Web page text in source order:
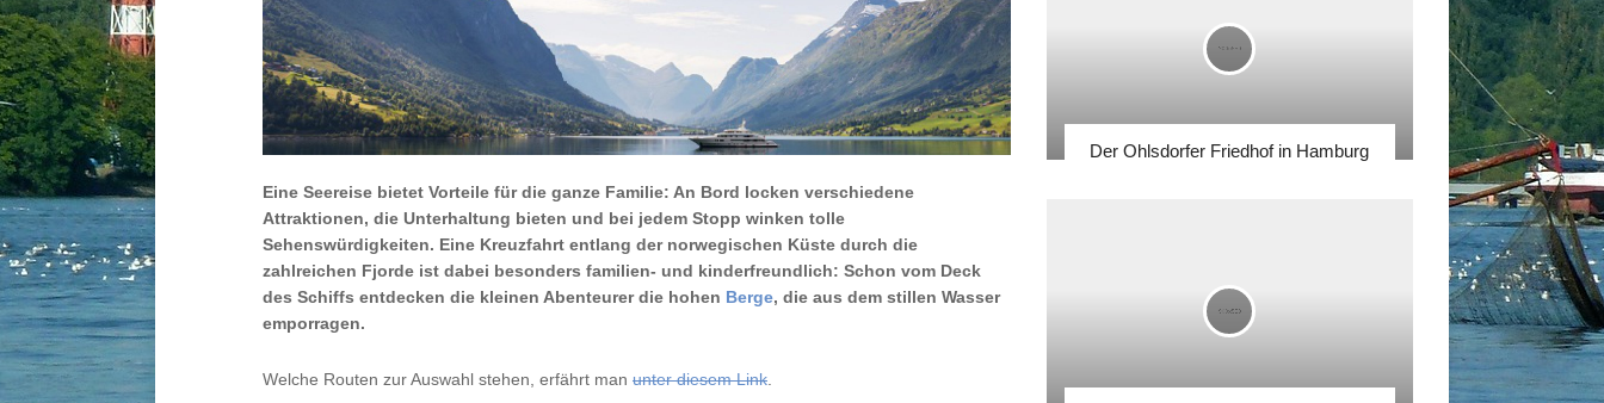
Eine Seereise bietet Vorteile für die ganze Familie: An Bord locken verschiedene
Attraktionen, die Unterhaltung bieten und bei jedem Stopp winken tolle
Sehenswürdigkeiten. Eine Kreuzfahrt entlang der norwegischen Küste durch die
zahlreichen Fjorde ist dabei besonders familien- und kinderfreundlich: Schon vom Deck
des Schiffs entdecken die kleinen Abenteurer die hohen Berge, die aus dem stillen Wasser
emporragen.
Welche Routen zur Auswahl stehen, erfährt man unter diesem Link
Der Ohlsdorfer Friedhof in Hamburg